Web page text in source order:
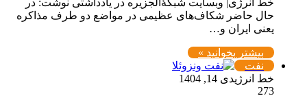
خط انرژی| وبسایت شبکۀالجزیره در یادداشتی نوشت: در
حال حاضر شکاف‌های عظیمی در مواضع دو طرف مذاکره
یعنی ایران و…
بیشتر بخوانید »
نفت
خط انرژیدی 14, 1404
273